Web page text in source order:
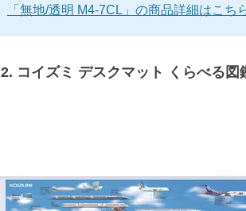
「無地/透明 M4-7CL」の商品詳細はこち
2. コイズミ デスクマット くらべる